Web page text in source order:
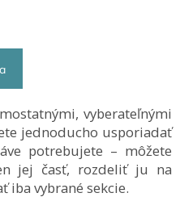
vyberateľnými
jednoducho usporiadať
potrebujete – môžete
jej časť, rozdeliť ju na
iba vybrané sekcie.